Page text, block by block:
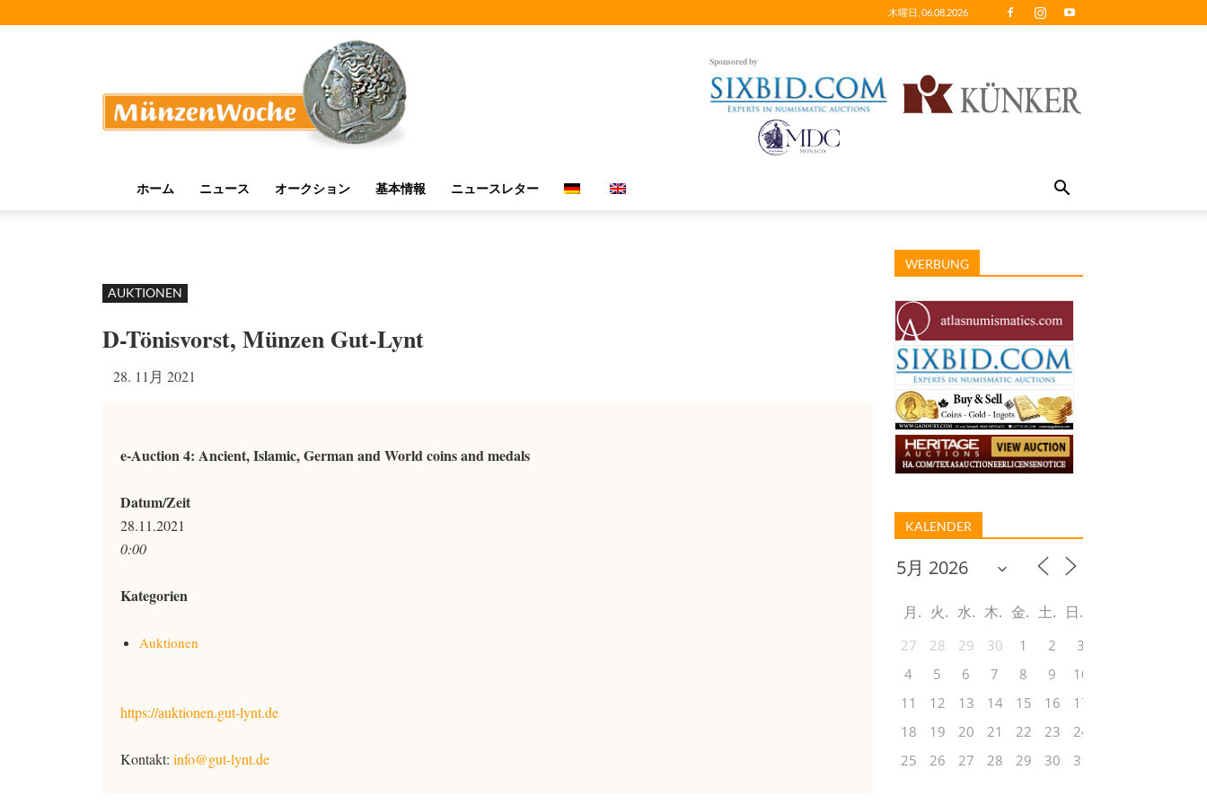
木曜日, 06.08.2026
Sponsored by
ホーム ニュース オークション 基本情報 ニュースレター
AUKTIONEN
D-Tönisvorst, Münzen Gut-Lynt
28. 11月 2021
e-Auction 4: Ancient, Islamic, German and World coins and medals
Datum/Zeit
28.11.2021
0:00
Kategorien
Auktionen
https://auktionen.gut-lynt.de
Kontakt: info@gut-lynt.de
WERBUNG
KALENDER
月 火 水 木 金 土 日
27 28 29 30 1 2
3
4
5 6 7 8 9
10
11
12 13 14 15 16
17
18
19 20 21 22 23
24
25
26 27 28 29 30 31